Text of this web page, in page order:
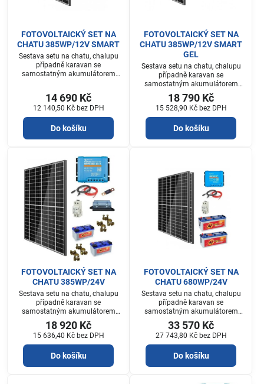
FOTOVOLTAICKÝ SET NA
CHATU 385WP/12V SMART
Sestava setu na chatu, chalupu
případně karavan se
samostatným akumulátorem
14 690 Kč
12 140,50 Kč bez DPH
Do košíku
FOTOVOLTAICKÝ SET NA
CHATU 385WP/12V SMART
GEL
Sestava setu na chatu, chalupu
případně karavan se
samostatným akumulátorem
který je součástí setu.
18 790 Kč
15 528,90 Kč bez DPH
Do košíku
FOTOVOLTAICKÝ SET NA
CHATU 385WP/24V
Sestava setu na chatu, chalupu
případně karavan se
samostatným akumulátorem
který je součástí setu.
18 920 Kč
15 636,40 Kč bez DPH
Do košíku
FOTOVOLTAICKÝ SET NA
CHATU 680WP/24V
Sestava setu na chatu, chalupu
případně karavan se
samostatným akumulátorem
který je součástí setu.
33 570 Kč
27 743,80 Kč bez DPH
Do košíku